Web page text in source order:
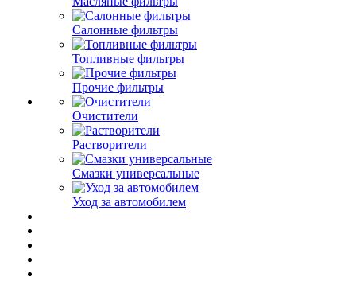
Салонные фильтры
Топливные фильтры
Прочие фильтры
Очистители
Растворители
Смазки универсальные
Уход за автомобилем